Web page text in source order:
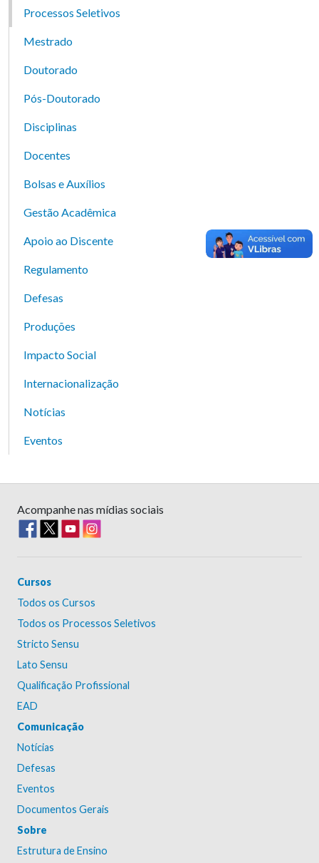
Processos Seletivos
Mestrado
Doutorado
Pós-Doutorado
Disciplinas
Docentes
Bolsas e Auxílios
Gestão Acadêmica
Apoio ao Discente
Regulamento
Defesas
Produções
Impacto Social
Internacionalização
Notícias
Eventos
Acompanhe nas mídias sociais
Cursos
Todos os Cursos
Todos os Processos Seletivos
Stricto Sensu
Lato Sensu
Qualificação Profissional
EAD
Comunicação
Notícias
Defesas
Eventos
Documentos Gerais
Sobre
Estrutura de Ensino